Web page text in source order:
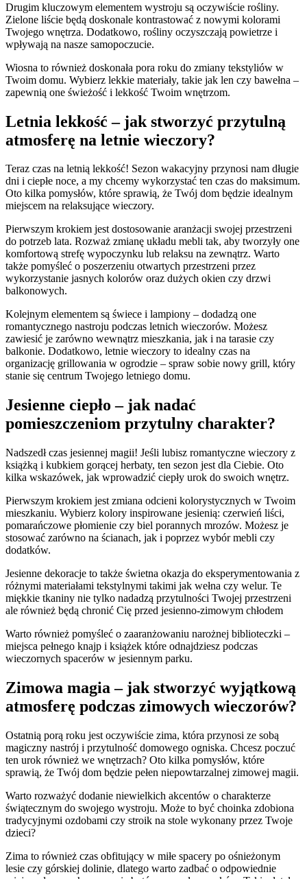
Drugim kluczowym elementem wystroju są oczywiście rośliny.
Zielone liście będą doskonale kontrastować z nowymi kolorami
Twojego wnętrza. Dodatkowo, rośliny oczyszczają powietrze i
wpływają na nasze samopoczucie.
Wiosna to również doskonała pora roku do zmiany tekstyliów w
Twoim domu. Wybierz lekkie materiały, takie jak len czy bawełna –
zapewnią one świeżość i lekkość Twoim wnętrzom.
Letnia lekkość – jak stworzyć przytulną
atmosferę na letnie wieczory?
Teraz czas na letnią lekkość! Sezon wakacyjny przynosi nam długie
dni i ciepłe noce, a my chcemy wykorzystać ten czas do maksimum.
Oto kilka pomysłów, które sprawią, że Twój dom będzie idealnym
miejscem na relaksujące wieczory.
Pierwszym krokiem jest dostosowanie aranżacji swojej przestrzeni
do potrzeb lata. Rozważ zmianę układu mebli tak, aby tworzyły one
komfortową strefę wypoczynku lub relaksu na zewnątrz. Warto
także pomyśleć o poszerzeniu otwartych przestrzeni przez
wykorzystanie jasnych kolorów oraz dużych okien czy drzwi
balkonowych.
Kolejnym elementem są świece i lampiony – dodadzą one
romantycznego nastroju podczas letnich wieczorów. Możesz
zawiesić je zarówno wewnątrz mieszkania, jak i na tarasie czy
balkonie. Dodatkowo, letnie wieczory to idealny czas na
organizację grillowania w ogrodzie – spraw sobie nowy grill, który
stanie się centrum Twojego letniego domu.
Jesienne ciepło – jak nadać
pomieszczeniom przytulny charakter?
Nadszedł czas jesiennej magii! Jeśli lubisz romantyczne wieczory z
książką i kubkiem gorącej herbaty, ten sezon jest dla Ciebie. Oto
kilka wskazówek, jak wprowadzić ciepły urok do swoich wnętrz.
Pierwszym krokiem jest zmiana odcieni kolorystycznych w Twoim
mieszkaniu. Wybierz kolory inspirowane jesienią: czerwień liści,
pomarańczowe płomienie czy biel porannych mrozów. Możesz je
stosować zarówno na ścianach, jak i poprzez wybór mebli czy
dodatków.
Jesienne dekoracje to także świetna okazja do eksperymentowania z
różnymi materiałami tekstylnymi takimi jak wełna czy welur. Te
miękkie tkaniny nie tylko nadadzą przytulności Twojej przestrzeni
ale również będą chronić Cię przed jesienno-zimowym chłodem
Warto również pomyśleć o zaaranżowaniu narożnej biblioteczki –
miejsca pełnego knajp i książek które odnajdziesz podczas
wieczornych spacerów w jesiennym parku.
Zimowa magia – jak stworzyć wyjątkową
atmosferę podczas zimowych wieczorów?
Ostatnią porą roku jest oczywiście zima, która przynosi ze sobą
magiczny nastrój i przytulność domowego ogniska. Chcesz poczuć
ten urok również we wnętrzach? Oto kilka pomysłów, które
sprawią, że Twój dom będzie pełen niepowtarzalnej zimowej magii.
Warto rozważyć dodanie niewielkich akcentów o charakterze
świątecznym do swojego wystroju. Może to być choinka zdobiona
tradycyjnymi ozdobami czy stroik na stole wykonany przez Twoje
dzieci?
Zima to również czas obfitujący w miłe spacery po ośnieżonym
lesie czy górskiej dolinie, dlatego warto zadbać o odpowiednie